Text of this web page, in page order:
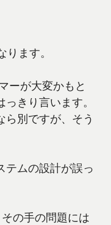
ます。
ーが大変かもと
きり言います。
ら別ですが、そう
テムの設計が誤っ
の手の問題には